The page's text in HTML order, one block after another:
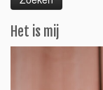
Het is mij